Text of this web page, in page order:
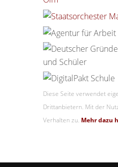
Diese Seite verwendet
Drittanbietern. Mit der
Verhalten zu. Mehr dazu